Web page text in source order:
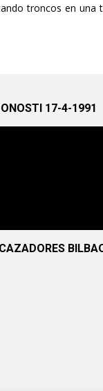
troncos en una
17-4-1991